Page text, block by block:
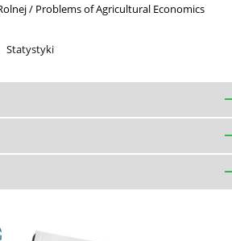
/ Problems of Agricultural Economics
Statystyki